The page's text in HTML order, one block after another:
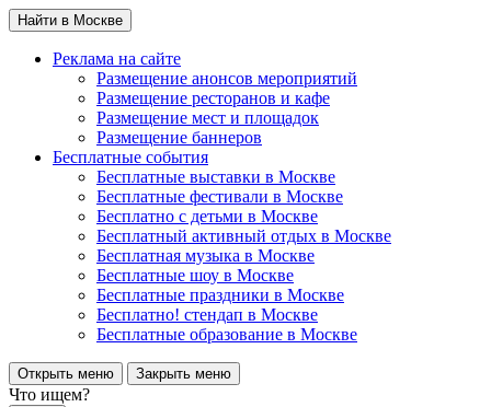
Найти в Москве
Реклама на сайте
Размещение анонсов мероприятий
Размещение ресторанов и кафе
Размещение мест и площадок
Размещение баннеров
Бесплатные события
Бесплатные выставки в Москве
Бесплатные фестивали в Москве
Бесплатно с детьми в Москве
Бесплатный активный отдых в Москве
Бесплатная музыка в Москве
Бесплатные шоу в Москве
Бесплатные праздники в Москве
Бесплатно! стендап в Москве
Бесплатные образование в Москве
Открыть меню Закрыть меню
Что ищем?